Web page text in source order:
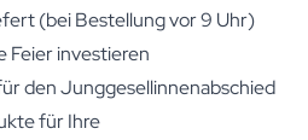
(bei Bestellung vor 9 Uhr)
Feier investieren
den Junggesellinnenabschied
für Ihre